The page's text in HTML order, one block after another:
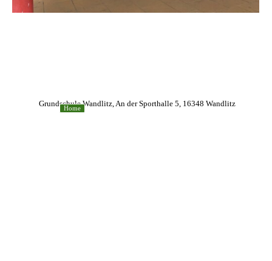
Grundschule Wandlitz, An der Sporthalle 5, 16348 Wandlitz
Home